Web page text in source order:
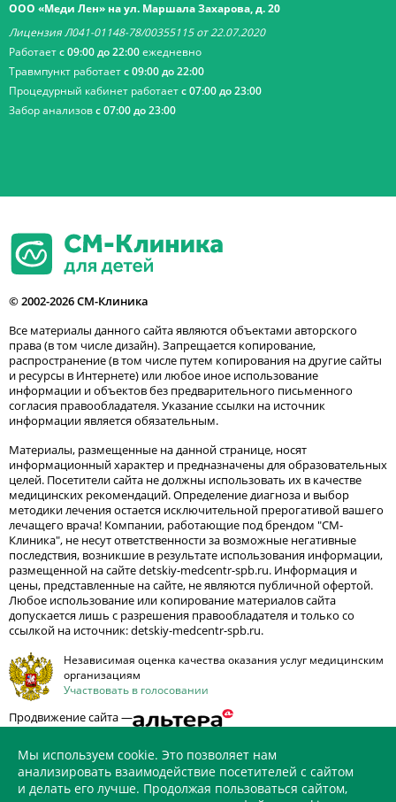
ООО «Меди Лен» на ул. Маршала Захарова, д. 20
Лицензия Л041-01148-78/00355115 от 22.07.2020
Работаетс 09:00 до 22:00ежедневно
Травмпункт работаетс 09:00 до 22:00
Процедурный кабинет работаетс 07:00 до 23:00
Забор анализовс 07:00 до 23:00
© 2002-2026 СМ-Клиника
Все материалы данного сайта являются объектами авторского
права (в том числе дизайн). Запрещается копирование,
распространение (в том числе путем копирования на другие сайты
и ресурсы в Интернете) или любое иное использование
информации и объектов без предварительного письменного
согласия правообладателя. Указание ссылки на источник
информации является обязательным.
Материалы, размещенные на данной странице, носят
информационный характер и предназначены для образовательных
целей. Посетители сайта не должны использовать их в качестве
медицинских рекомендаций. Определение диагноза и выбор
методики лечения остается исключительной прерогативой вашего
лечащего врача! Компании, работающие под брендом "СМ-
Клиника", не несут ответственности за возможные негативные
последствия, возникшие в результате использования информации,
размещенной на сайте detskiy-medcentr-spb.ru. Информация и
цены, представленные на сайте, не являются публичной офертой.
Любое использование или копирование материалов сайта
допускается лишь с разрешения правообладателя и только со
ссылкой на источник: detskiy-medcentr-spb.ru.
Независимая оценка качества оказания услуг медицинским
организациям
Участвовать в голосовании
Продвижение сайта —
ИМЕЮТСЯ ПРОТИВОПОКАЗАНИЯ. НЕОБХОДИМО
Мы используем cookie. Это позволяет нам
анализировать взаимодействие посетителей с сайтом
и делать его лучше. Продолжая пользоваться сайтом,